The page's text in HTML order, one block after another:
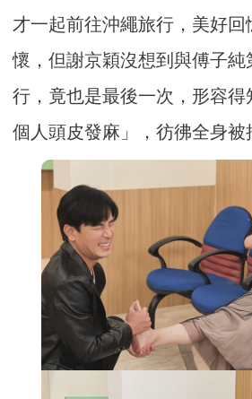
才一起前往沖繩旅行，美好回
懷，但謝京穎沒想到與傅子純
行，竟也是最後一次，形容得
個人頭皮發麻」，彷彿全身被